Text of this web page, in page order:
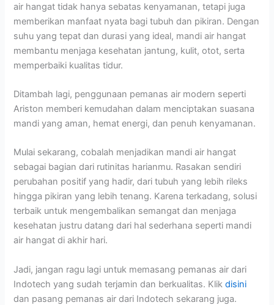
air hangat tidak hanya sebatas kenyamanan, tetapi juga
memberikan manfaat nyata bagi tubuh dan pikiran. Dengan
suhu yang tepat dan durasi yang ideal, mandi air hangat
membantu menjaga kesehatan jantung, kulit, otot, serta
memperbaiki kualitas tidur.
Ditambah lagi, penggunaan pemanas air modern seperti
Ariston memberi kemudahan dalam menciptakan suasana
mandi yang aman, hemat energi, dan penuh kenyamanan.
Mulai sekarang, cobalah menjadikan mandi air hangat
sebagai bagian dari rutinitas harianmu. Rasakan sendiri
perubahan positif yang hadir, dari tubuh yang lebih rileks
hingga pikiran yang lebih tenang. Karena terkadang, solusi
terbaik untuk mengembalikan semangat dan menjaga
kesehatan justru datang dari hal sederhana seperti mandi
air hangat di akhir hari.
Jadi, jangan ragu lagi untuk memasang pemanas air dari
Indotech yang sudah terjamin dan berkualitas. Klikdisini
dan pasang pemanas air dari Indotech sekarang juga.